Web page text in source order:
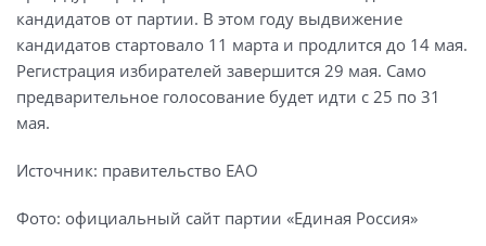
кандидатов от партии. В этом году выдвижение
кандидатов стартовало 11 марта и продлится до 14 мая.
Регистрация избирателей завершится 29 мая. Само
предварительное голосование будет идти с 25 по 31
мая.
Источник: правительство ЕАО
Фото: официальный сайт партии «Единая Россия»